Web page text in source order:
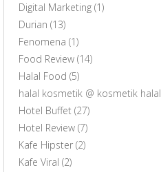
Digital Marketing (1)
Durian (13)
Fenomena (1)
Food Review (14)
Halal Food (5)
halal kosmetik @ kosmetik halal
Hotel Buffet (27)
Hotel Review (7)
Kafe Hipster (2)
Kafe Viral (2)